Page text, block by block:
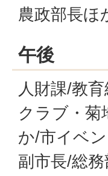
農政部長ほ
午後
人財課/教
クラブ・菊
か/市イベ
副市長/総